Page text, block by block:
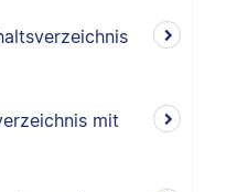
mit